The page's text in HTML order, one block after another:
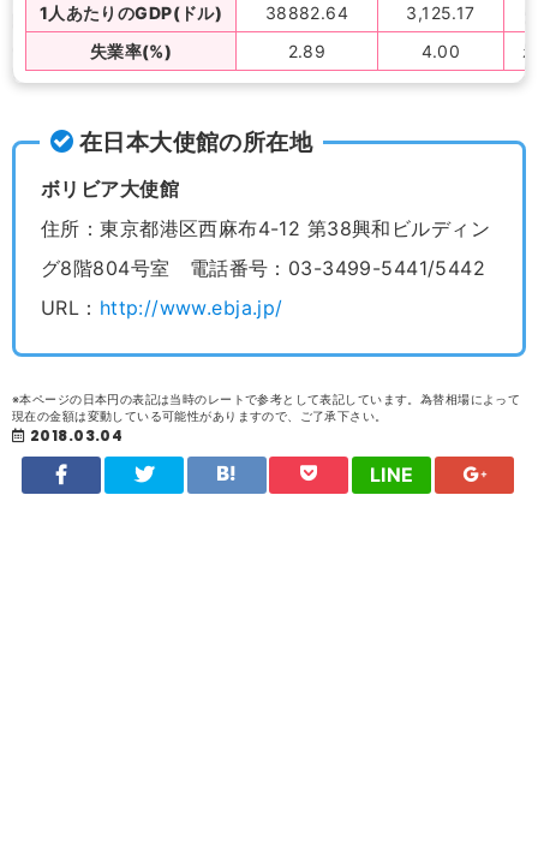
1人あたりのGDP(ドル)
38882.64 3,125.17
失業率(%)
2.89 4.00
在日本大使館の所在地
ボリビア大使館
住所：東京都港区西麻布4-12 第38興和ビルディン
グ8階804号室 電話番号：03-3499-5441/5442
URL： http://www.ebja.jp/
※本ページの日本円の表記は当時のレートで参考として表記しています。為替相場によって
現在の金額は変動している可能性がありますので、ご了承下さい。
2018.03.04
LINE